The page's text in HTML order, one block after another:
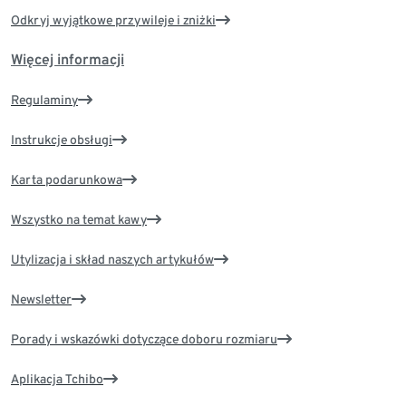
Odkryj wyjątkowe przywileje i zniżki
Więcej informacji
Regulaminy
Instrukcje obsługi
Karta podarunkowa
Wszystko na temat kawy
Utylizacja i skład naszych artykułów
Newsletter
Porady i wskazówki dotyczące doboru rozmiaru
Aplikacja Tchibo